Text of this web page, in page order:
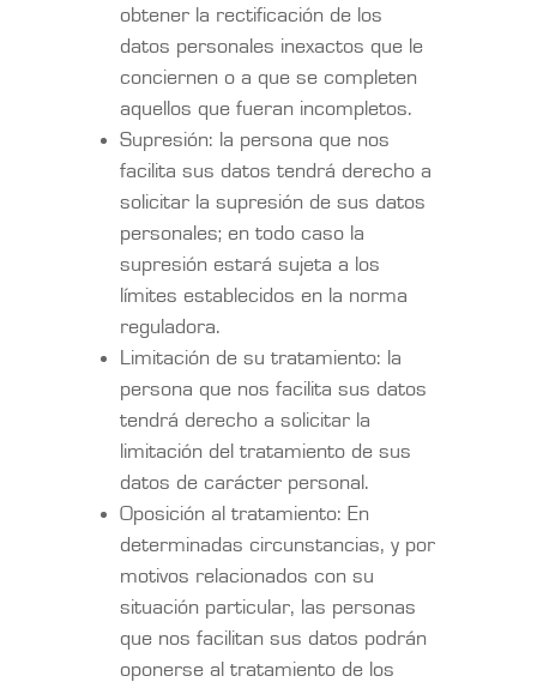
obtener la rectificación de los
datos personales inexactos que le
conciernen o a que se completen
aquellos que fueran incompletos.
Supresión: la persona que nos
facilita sus datos tendrá derecho a
solicitar la supresión de sus datos
personales; en todo caso la
supresión estará sujeta a los
límites establecidos en la norma
reguladora.
Limitación de su tratamiento: la
persona que nos facilita sus datos
tendrá derecho a solicitar la
limitación del tratamiento de sus
datos de carácter personal.
Oposición al tratamiento: En
determinadas circunstancias, y por
motivos relacionados con su
situación particular, las personas
que nos facilitan sus datos podrán
oponerse al tratamiento de los